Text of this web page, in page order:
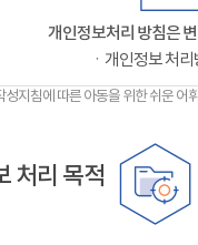
개인정보처리 방침은
ㆍ개인정보 처
지침에 따른 아동을 위한 쉬운 어
처리 목적